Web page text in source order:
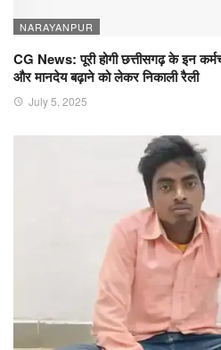
NARAYANPUR
CG News: पूरी होगी छत्तीसगढ़ के इन
और मानदेय बढ़ाने को लेकर निकाली रैली
July 5, 2025